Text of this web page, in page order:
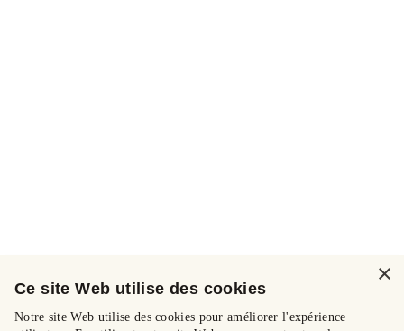
×
Ce site Web utilise des cookies
Notre site Web utilise des cookies pour améliorer l'expérience